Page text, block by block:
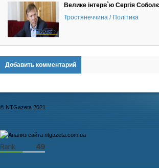
Велике інтерв`ю Сергія
Тростянеччина / Політика
Добавить комментарий
© NTGazeta 2021